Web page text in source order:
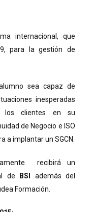
internacional, que
para la gestión de
sea capaz de
inesperadas
los clientes en su
de Negocio e ISO
a implantar un SGCN.
recibirá un
de
BSI además del
Formación.